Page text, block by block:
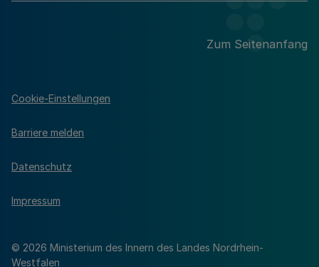
Zum Seitenanfang
© 2026 Ministerium des Innern des Landes Nordrhein-
Westfalen
Cookie-Einstellungen
Barriere melden
Datenschutz
Impressum